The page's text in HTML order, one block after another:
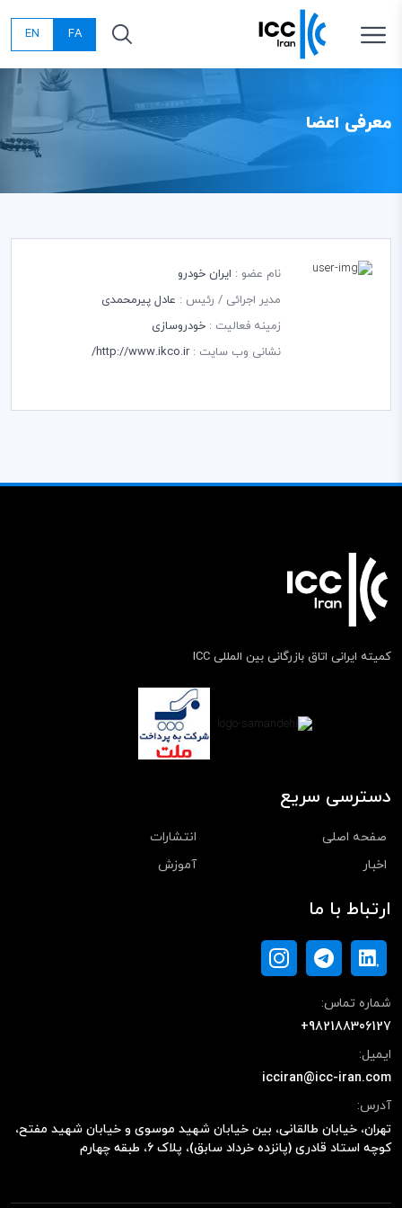
FA
EN
معرفی اعضا
نام عضو : ایران خودرو
مدیر اجرائی / رئیس : عادل پیرمحمدی
زمینه فعالیت : خودروسازی
نشانی وب سایت :http://www.ikco.ir/
کمیته ایرانی اتاق بازرگانی بین المللی ICC
دسترسی سریع
صفحه اصلی
انتشارات
اخبار
آموزش
ارتباط با ما
شماره تماس:
+982188306127
ایمیل:
icciran@icc-iran.com
آدرس:
تهران، خیابان طالقانی، بین خیابان شهید موسوی و خیابان شهید مفتح،
کوچه استاد قادری (پانزده خرداد سابق)، پلاک ۶، طبقه چهارم